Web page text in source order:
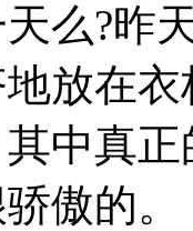
么?昨
放在
中真
傲的。